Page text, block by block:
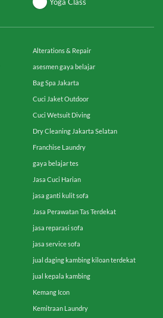
Yoga Class
Alterations & Repair
asesmen gaya belajar
Bag Spa Jakarta
Cuci Jaket Outdoor
Cuci Wetsuit Diving
Dry Cleaning Jakarta Selatan
Franchise Laundry
gaya belajar tes
Jasa Cuci Harian
jasa ganti kulit sofa
Jasa Perawatan Tas Terdekat
jasa reparasi sofa
jasa service sofa
jual daging kambing kiloan terdekat
jual kepala kambing
Kemang Icon
Kemitraan Laundry